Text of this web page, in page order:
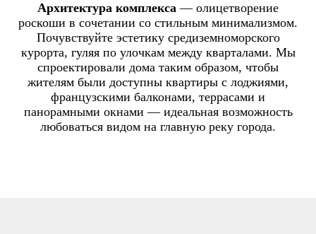
Архитектура комплекса — олицетворение
роскоши в сочетании со стильным минимализмом.
Почувствуйте эстетику средиземноморского
курорта, гуляя по улочкам между кварталами. Мы
спроектировали дома таким образом, чтобы
жителям были доступны квартиры с лоджиями,
французскими балконами, террасами и
панорамными окнами — идеальная возможность
любоваться видом на главную реку города.